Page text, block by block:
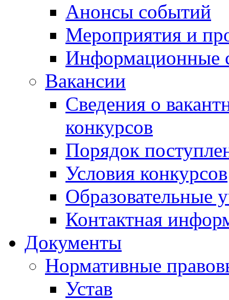
Анонсы событий
Мероприятия и
Информационные
Вакансии
Сведения о
конкурсов
Порядок
Условия конкурсов
Образовательные
Контактная
Документы
Нормативные
Устав